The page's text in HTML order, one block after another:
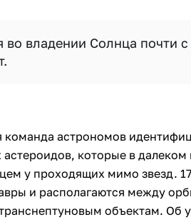
во владении Солнца почти
астрономов
астероидов, которые в
у проходящих мимо звезд.
и располагаются между
объектам. Об